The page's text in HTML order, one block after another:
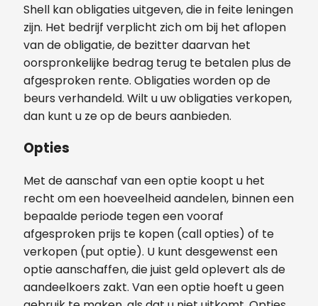
Shell kan obligaties uitgeven, die in feite leningen
zijn. Het bedrijf verplicht zich om bij het aflopen
van de obligatie, de bezitter daarvan het
oorspronkelijke bedrag terug te betalen plus de
afgesproken rente. Obligaties worden op de
beurs verhandeld. Wilt u uw obligaties verkopen,
dan kunt u ze op de beurs aanbieden.
Opties
Met de aanschaf van een optie koopt u het
recht om een hoeveelheid aandelen, binnen een
bepaalde periode tegen een vooraf
afgesproken prijs te kopen (call opties) of te
verkopen (put optie). U kunt desgewenst een
optie aanschaffen, die juist geld oplevert als de
aandeelkoers zakt. Van een optie hoeft u geen